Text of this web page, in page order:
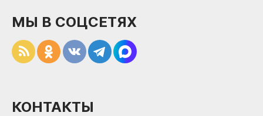
МЫ В СОЦСЕТЯХ
КОНТАКТЫ